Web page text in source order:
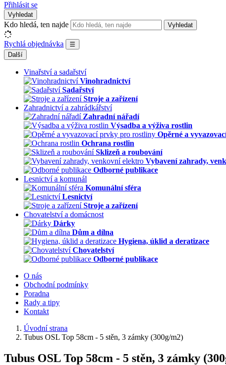
Přihlásit se
Vyhledat
Kdo hledá, ten najde Vyhledat
Rychlá objednávka
☰
Další
Vinařství a sadařství
Vinohradnictví
Sadařství
Stroje a zařízení
Zahradnictví a zahrádkářství
Zahradní nářadí
Výsadba a výživa rostlin
Opěrné a
Ochrana rostlin
Sklizeň a roubování
Vybavení zahrady,
Odborné publikace
Lesnictví a komunál
Komunální sféra
Lesnictví
Stroje a zařízení
Chovatelství a domácnost
Dárky
Dům a dílna
Hygiena, úklid a deratizace
Chovatelství
Odborné publikace
O nás
Obchodní podmínky
Poradna
Rady a tipy
Kontakt
Úvodní strana
Tubus OSL Top 58cm - 5 stěn, 3 zámky (300g/m2)
Tubus OSL Top 58cm - 5 stěn, 3 zámky